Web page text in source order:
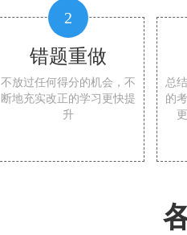
2
错题重做
不放过任何得分的机会，不
断地充实改正的学习更快提
升
总
的